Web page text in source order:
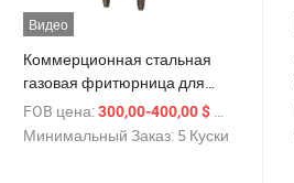
Видео
Коммерционная стальная
газовая фритюрница для
ресторанов
FOB цена: 300,00-400,00 $
Минимальный Заказ: 5 Куски